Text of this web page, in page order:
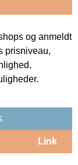
og anmeldt
prisniveau,
Link